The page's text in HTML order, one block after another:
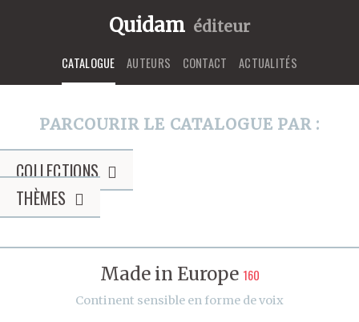
Quidam éditeur
CATALOGUE AUTEURS CONTACT ACTUALITÉS
PARCOURIR LE CATALOGUE PAR :
COLLECTIONS
THÈMES
Made in Europe 160
Continent sensible en forme de voix